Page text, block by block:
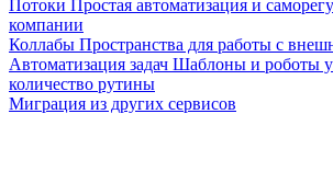
Потоки Простая автоматизация и
компании
Коллабы Пространства для работы с
Автоматизация задач Шаблоны и роботы
количество рутины
Миграция из других сервисов